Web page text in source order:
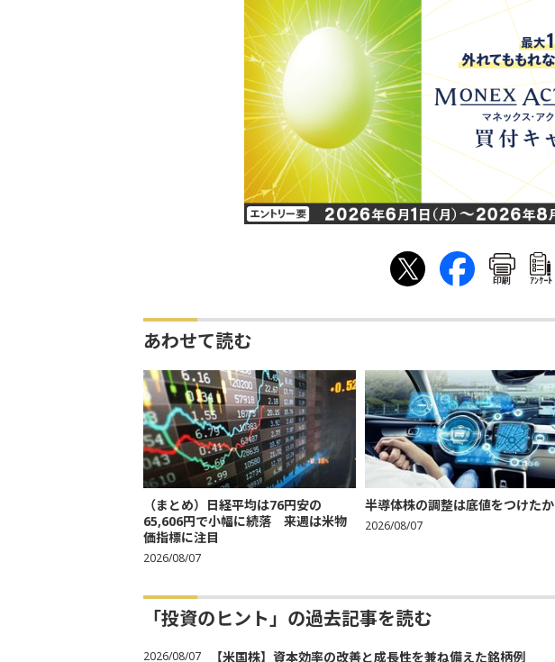
印刷 ｱﾝｹｰﾄ
あわせて読む
（まとめ）日経平均は76円安の
65,606円で小幅に続落 来週は米物
価指標に注目
2026/08/07
半導体株の調整は底値をつけたか
2026/08/07
「投資のヒント」の過去記事を読む
2026/08/07 【米国株】資本効率の改善と成長性を兼ね備えた銘柄例